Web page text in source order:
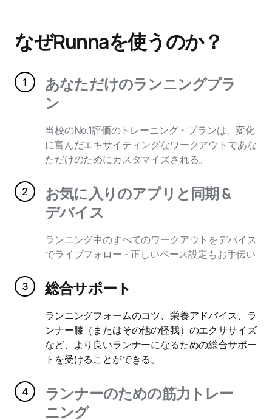
なぜRunnaを使うのか？
あなただけのランニングプラ
ン
当校のNo.1評価のトレーニング・プランは、変化
に富んだエキサイティングなワークアウトであな
ただけのためにカスタマイズされる。
お気に入りのアプリと同期 &
デバイス
ランニング中のすべてのワークアウトをデバイス
でライブフォロー - 正しいペース設定もお手伝い
総合サポート
ランニングフォームのコツ、栄養アドバイス、ラ
ンナー膝（またはその他の怪我）のエクササイズ
など、より良いランナーになるための総合サポー
トを受けることができる。
ランナーのための筋力トレー
ニング